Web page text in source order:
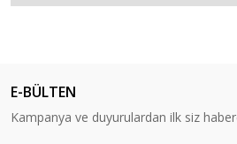
E-BÜLTEN
Kampanya ve duyurulardan ilk siz